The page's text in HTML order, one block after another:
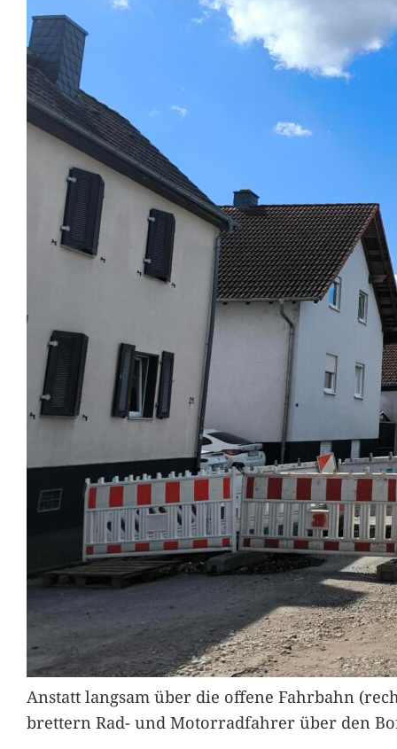
Anstatt langsam über die offene Fahrbahn
brettern Rad- und Motorradfahrer über den